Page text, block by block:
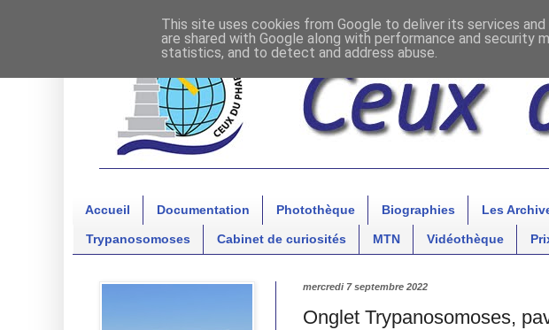
Accueil Documentation Photothèque Biographies Les
Trypanosomoses Cabinet de curiosités MTN Vidéothèque
mercredi 7 septembre 2022
Onglet Trypanosomoses,
This site uses cookies from Google to deliver its services
are shared with Google along with performance and security
statistics, and to detect and address abuse.